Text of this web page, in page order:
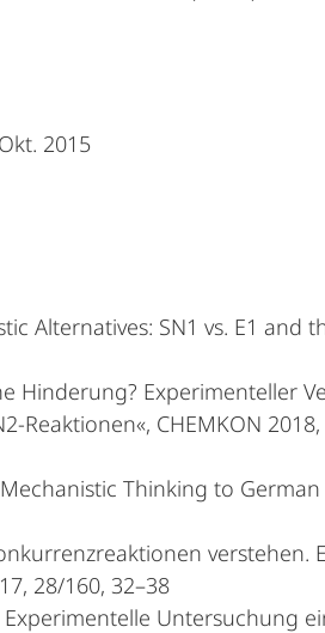
2015
Alternatives: SN1 vs. E1 and
Hinderung? Experimenteller
CHEMKON 2018,
Thinking to
28/160, 32–38
Untersuchung